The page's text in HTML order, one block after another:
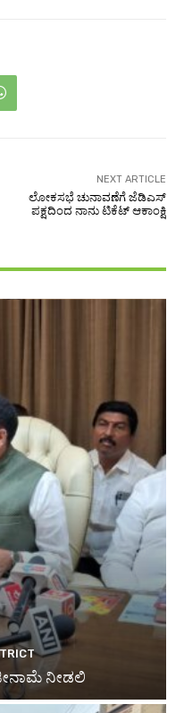
NEXT ARTICLE
ಲೋಕಸಭೆ ಚುನಾವಣೆಗೆ ಜೆಡಿಎಸ್
ಪಕ್ಷದಿಂದ ನಾನು ಟಿಕೆಟ್ ಆಕಾಂಕ್ಷಿ
ನೀಡಲಿ